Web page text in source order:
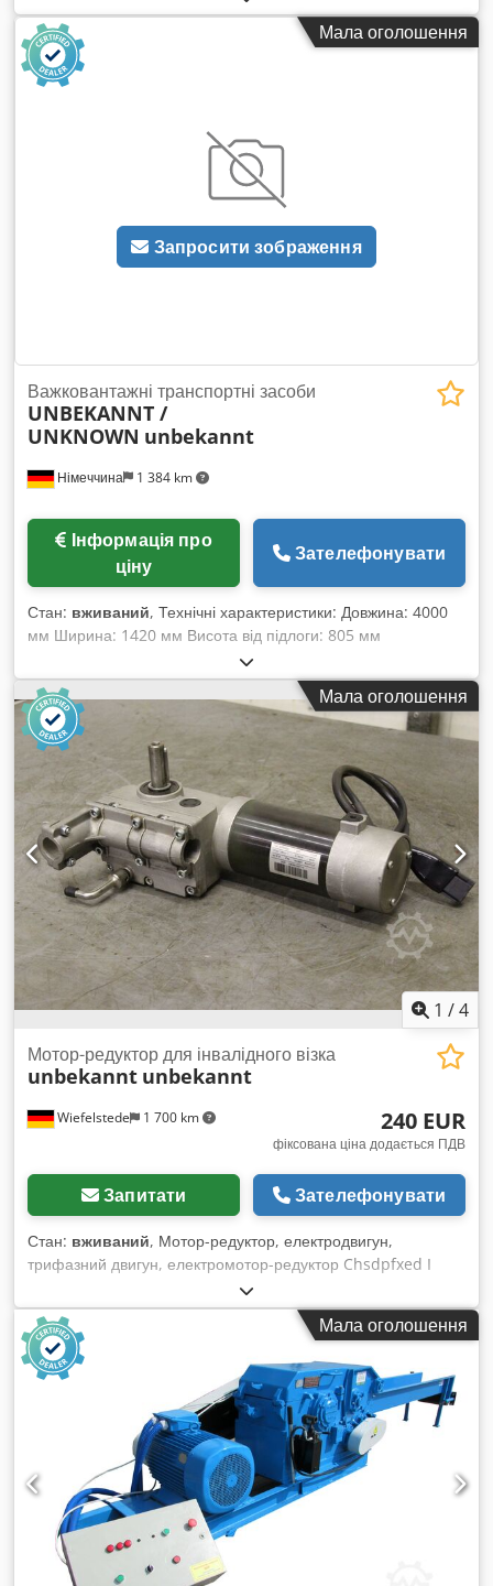
камера, 2 мішалки Габаритні розміри: ДxШxВ
2500x2100x1300 мм
Мала оголошення
Запросити зображення
Німеччина 1 384 km
Важковантажні транспортні засоби
UNBEKANNT /
UNKNOWN unbekannt
ціну
Зателефонувати
Стан: вживаний, Технічні характеристики: Довжина: 4000
мм Ширина: 1420 мм Висота від підлоги: 805 мм
Вантажопідйомність: 10 т Діаметр коліс – макс.: 600 мм
Колія: 1000 мм Напруга живлення: 80 В Електричне
керування: Так, з ручним керуванням Вага: 3,25 т Cedpfx
Acszlxbujyeha Габаритні розміри (Д x Ш x В): 4,0 x 1,42 x
0,81 м Тип акумулятора: свинцево-кислотний Залізничний
вантажний візок великої вантажопідйомності *
Мала оголошення
1 /4
Wiefelstede 1 700 km
Мотор-редуктор для інвалідного візка
unbekannt unbekannt
240 EUR
фіксована ціна додається ПДВ
Запитати Зателефонувати
Стан: вживаний, Мотор-редуктор, електродвигун,
трифазний двигун, електромотор-редуктор Chsdpfxed I
Hixo Acyoa - Частота обертання: 3700/116 об/хв -
Потужність: 0,18 кВт 24 В - Діаметр вала: 17 мм - Довжина:
45 мм - Вага: 6 кг - Габаритні розміри: 215/170/В420 мм -
Вага: 17,3 кг
Мала оголошення